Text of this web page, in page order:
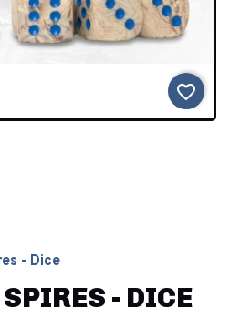
favorite_border
- Dice
- DICE